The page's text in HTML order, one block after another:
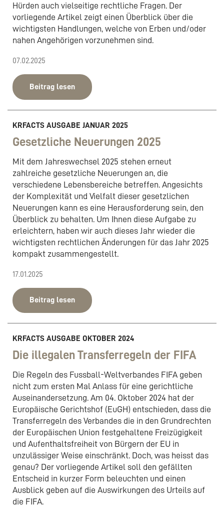
Hürden auch vielseitige rechtliche Fragen. Der
vorliegende Artikel zeigt einen Überblick über die
wichtigsten Handlungen, welche von Erben und/oder
nahen Angehörigen vorzunehmen sind.
07.02.2025
Beitrag lesen
KRFACTS AUSGABE JANUAR 2025
Gesetzliche Neuerungen 2025
Mit dem Jahreswechsel 2025 stehen erneut
zahlreiche gesetzliche Neuerungen an, die
verschiedene Lebensbereiche betreffen. Angesichts
der Komplexität und Vielfalt dieser gesetzlichen
Neuerungen kann es eine Herausforderung sein, den
Überblick zu behalten. Um Ihnen diese Aufgabe zu
erleichtern, haben wir auch dieses Jahr wieder die
wichtigsten rechtlichen Änderungen für das Jahr 2025
kompakt zusammengestellt.
17.01.2025
Beitrag lesen
KRFACTS AUSGABE OKTOBER 2024
Die illegalen Transferregeln der FIFA
Die Regeln des Fussball-Weltverbandes FIFA geben
nicht zum ersten Mal Anlass für eine gerichtliche
Auseinandersetzung. Am 04. Oktober 2024 hat der
Europäische Gerichtshof (EuGH) entschieden, dass die
Transferregeln des Verbandes die in den Grundrechten
der Europäischen Union festgehaltene Freizügigkeit
und Aufenthaltsfreiheit von Bürgern der EU in
unzulässiger Weise einschränkt. Doch, was heisst das
genau? Der vorliegende Artikel soll den gefällten
Entscheid in kurzer Form beleuchten und einen
Ausblick geben auf die Auswirkungen des Urteils auf
die FIFA.